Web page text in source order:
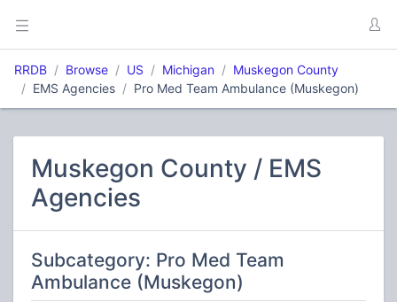
RRDB Browse US Michigan
Muskegon County
EMS Agencies
Pro Med Team Ambulance (Muskegon)
Muskegon County / EMS
Agencies
Subcategory: Pro Med Team
Ambulance (Muskegon)